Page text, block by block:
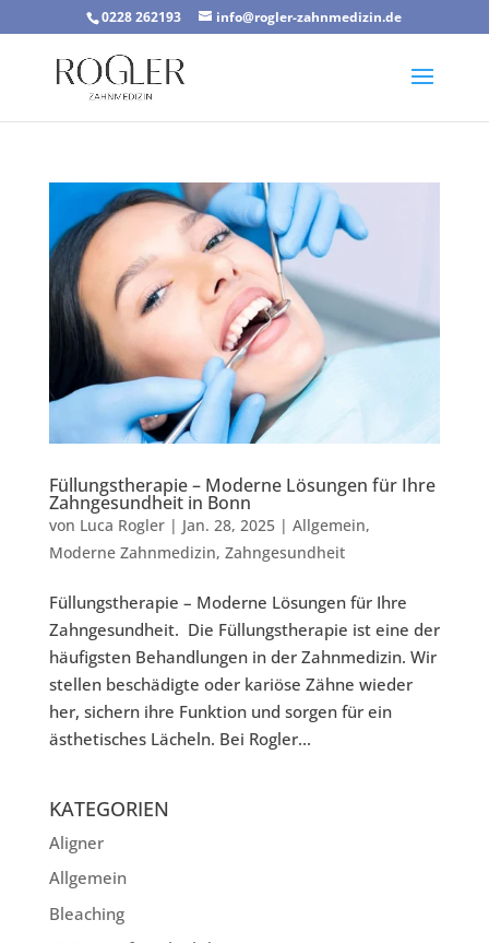
0228 262193 info@rogler-zahnmedizin.de
Füllungstherapie – Moderne Lösungen für Ihre
Zahngesundheit in Bonn
von Luca Rogler| Jan. 28, 2025| Allgemein,
Moderne Zahnmedizin, Zahngesundheit
Füllungstherapie – Moderne Lösungen für Ihre
Zahngesundheit. Die Füllungstherapie ist eine der
häufigsten Behandlungen in der Zahnmedizin. Wir
stellen beschädigte oder kariöse Zähne wieder
her, sichern ihre Funktion und sorgen für ein
ästhetisches Lächeln. Bei Rogler...
KATEGORIEN
Aligner
Allgemein
Bleaching